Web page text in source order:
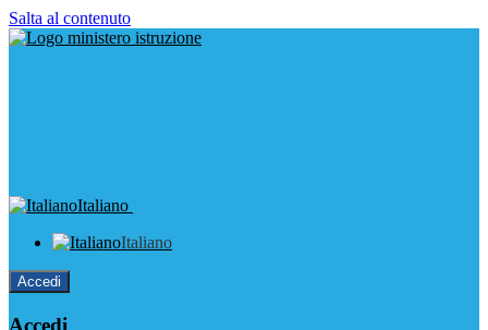
Salta al contenuto
Italiano
Italiano
Accedi
Accedi